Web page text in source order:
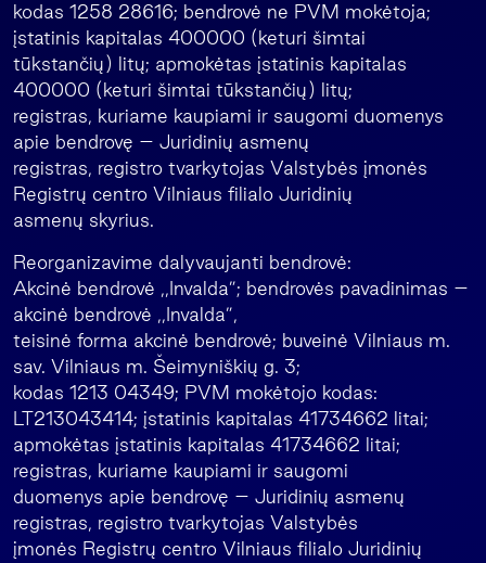
kodas 1258 28616; bendrovė ne PVM mokėtoja;
įstatinis kapitalas 400000 (keturi šimtai
tūkstančių) litų; apmokėtas įstatinis kapitalas
400000 (keturi šimtai tūkstančių) litų;
registras, kuriame kaupiami ir saugomi duomenys
apie bendrovę – Juridinių asmenų
registras, registro tvarkytojas Valstybės įmonės
Registrų centro Vilniaus filialo Juridinių
asmenų skyrius.
Reorganizavime dalyvaujanti bendrovė:
Akcinė bendrovė ,,Invalda”; bendrovės pavadinimas –
akcinė bendrovė ,,Invalda”,
teisinė forma akcinė bendrovė; buveinė Vilniaus m.
sav. Vilniaus m. Šeimyniškių g. 3;
kodas 1213 04349; PVM mokėtojo kodas:
LT213043414; įstatinis kapitalas 41734662 litai;
apmokėtas įstatinis kapitalas 41734662 litai;
registras, kuriame kaupiami ir saugomi
duomenys apie bendrovę – Juridinių asmenų
registras, registro tvarkytojas Valstybės
įmonės Registrų centro Vilniaus filialo Juridinių